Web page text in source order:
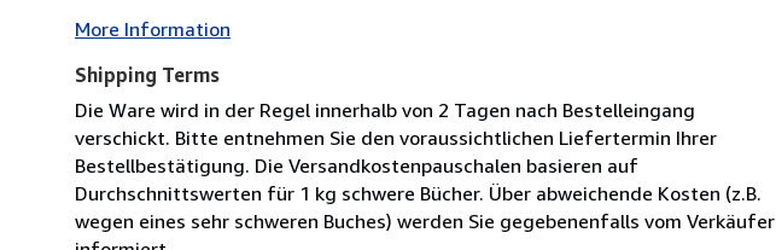
More Information
Shipping Terms
Die Ware wird in der Regel innerhalb von 2 Tagen nach Bestelleingang
verschickt. Bitte entnehmen Sie den voraussichtlichen Liefertermin Ihrer
Bestellbestätigung. Die Versandkostenpauschalen basieren auf
Durchschnittswerten für 1 kg schwere Bücher. Über abweichende Kosten (z.B.
wegen eines sehr schweren Buches) werden Sie gegebenenfalls vom Verkäufer